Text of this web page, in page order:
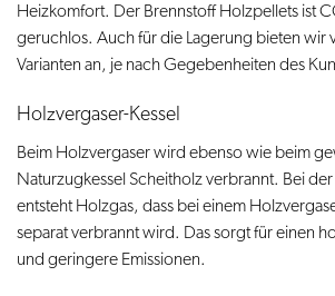
Heizkomfort. Der Brennstoff Holzpellets ist
geruchlos. Auch für die Lagerung bieten wir
Varianten an, je nach Gegebenheiten des
Holzvergaser-Kessel
Beim Holzvergaser wird ebenso wie beim
Naturzugkessel Scheitholz verbrannt. Bei
entsteht Holzgas, dass bei einem
separat verbrannt wird. Das sorgt für einen
und geringere Emissionen.